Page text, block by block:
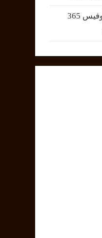
أفضل عروض تفعيل أوفيس 365